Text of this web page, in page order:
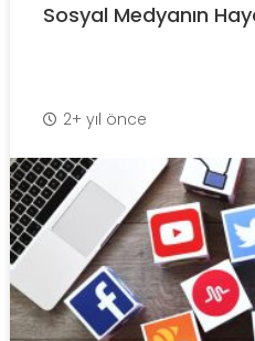
Sosyal Medyanın
2+ yıl önce